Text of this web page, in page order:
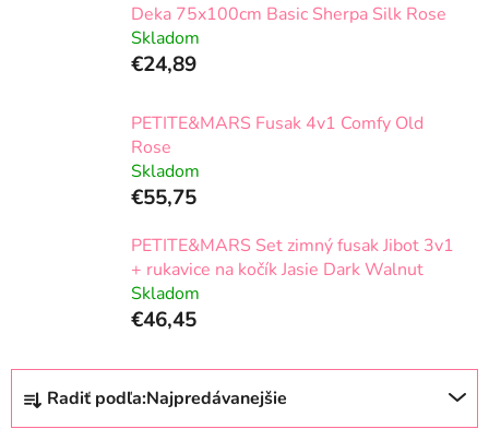
Deka 75x100cm Basic Sherpa Silk Rose
Skladom
€24,89
PETITE&MARS Fusak 4v1 Comfy Old
Rose
Skladom
€55,75
PETITE&MARS Set zimný fusak Jibot 3v1
+ rukavice na kočík Jasie Dark Walnut
Skladom
€46,45
R
Radiť podľa:Najpredávanejšie